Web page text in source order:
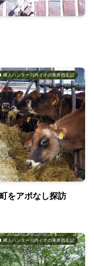
稀人ハンター川内イオの東奔西走記
をアポなし探訪
稀人ハンター川内イオの東奔西走記